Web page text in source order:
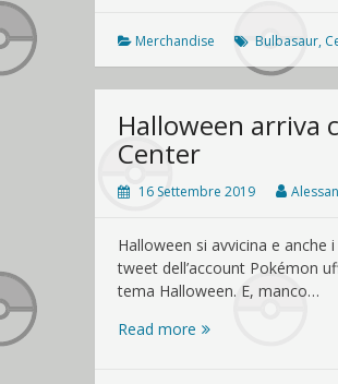
tema
Pokémon
disponibile
Celio*
Merchandise Bulbasaur,
Halloween arriva
Center
16 Settembre 2019
Halloween si avvicina e
tweet dell’account Pokémon
tema Halloween. E, manco…
Read more Halloween